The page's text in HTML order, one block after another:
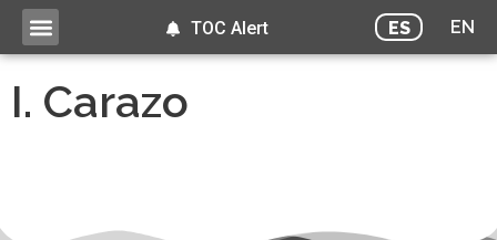
ES EN
TOC Alert
I. Carazo